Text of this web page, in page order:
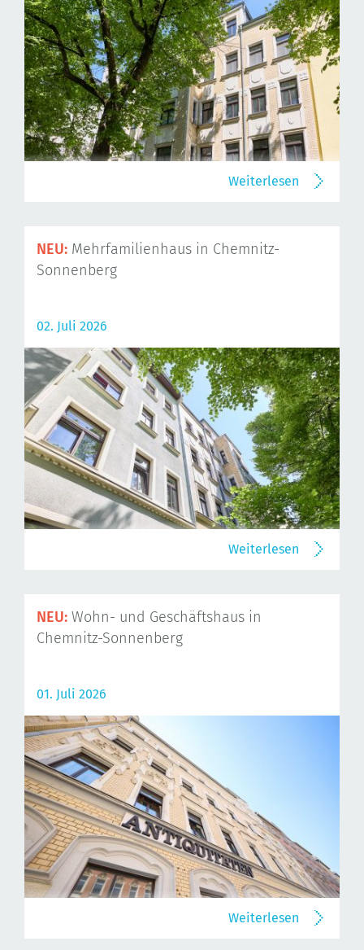
Weiterlesen
NEU: Mehrfamilienhaus in Chemnitz-
Sonnenberg
02. Juli 2026
Weiterlesen
NEU: Wohn- und Geschäftshaus in
Chemnitz-Sonnenberg
01. Juli 2026
Weiterlesen